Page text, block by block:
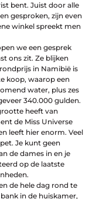
bent. Juist door alle
gesproken, zijn even
winkel spreekt men
we een gesprek
ons zit. Ze blijken
in Namibië is
koop, waarop een
water, plus zes
340.000 gulden.
heeft van
de Miss Universe
leeft hier enorm. Veel
Je kunt geen
de dames in en je
op de laatste
de hele dag rond te
in de huiskamer,